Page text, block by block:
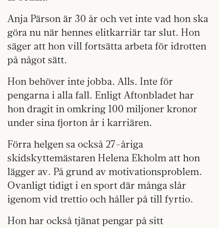
Anja Pärson är 30 år och vet inte vad hon ska
göra nu när hennes elitkarriär tar slut. Hon
säger att hon vill fortsätta arbeta för idrotten
på något sätt.
Hon behöver inte jobba. Alls. Inte för
pengarna i alla fall. Enligt Aftonbladet har
hon dragit in omkring 100 miljoner kronor
under sina fjorton år i karriären.
Förra helgen sa också 27-åriga
skidskyttemästaren Helena Ekholm att hon
lägger av. På grund av motivationsproblem.
Ovanligt tidigt i en sport där många slår
igenom vid trettio och håller på till fyrtio.
Hon har också tjänat pengar på sitt